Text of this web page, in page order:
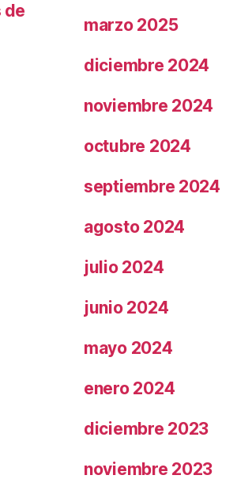
de
marzo 2025
diciembre 2024
noviembre 2024
octubre 2024
septiembre 2024
agosto 2024
julio 2024
junio 2024
mayo 2024
enero 2024
diciembre 2023
noviembre 2023